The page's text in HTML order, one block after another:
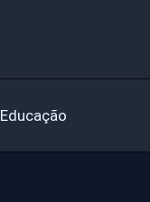
Educação